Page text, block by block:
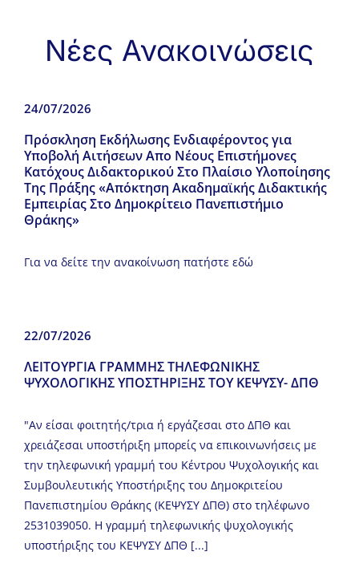
Νέες Ανακοινώσεις
24/07/2026
Πρόσκληση Εκδήλωσης Ενδιαφέροντος για
Υποβολή Αιτήσεων Απο Νέους Επιστήμονες
Κατόχους Διδακτορικού Στο Πλαίσιο Υλοποίησης
Της Πράξης «Απόκτηση Ακαδημαϊκής Διδακτικής
Εμπειρίας Στο Δημοκρίτειο Πανεπιστήμιο
Θράκης»
Για να δείτε την ανακοίνωση πατήστε εδώ
22/07/2026
ΛΕΙΤΟΥΡΓΙΑ ΓΡΑΜΜΗΣ ΤΗΛΕΦΩΝΙΚΗΣ
ΨΥΧΟΛΟΓΙΚΗΣ ΥΠΟΣΤΗΡΙΞΗΣ ΤΟΥ ΚΕΨΥΣΥ- ΔΠΘ
"Αν είσαι φοιτητής/τρια ή εργάζεσαι στο ΔΠΘ και
χρειάζεσαι υποστήριξη μπορείς να επικοινωνήσεις με
την τηλεφωνική γραμμή του Κέντρου Ψυχολογικής και
Συμβουλευτικής Υποστήριξης του Δημοκριτείου
Πανεπιστημίου Θράκης (ΚΕΨΥΣΥ ΔΠΘ) στο τηλέφωνο
2531039050. Η γραμμή τηλεφωνικής ψυχολογικής
υποστήριξης του ΚΕΨΥΣΥ ΔΠΘ [...]